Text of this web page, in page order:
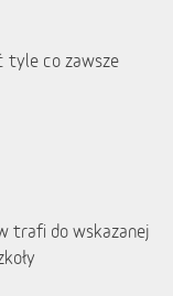
tyle co zawsze
trafi do wskazanej